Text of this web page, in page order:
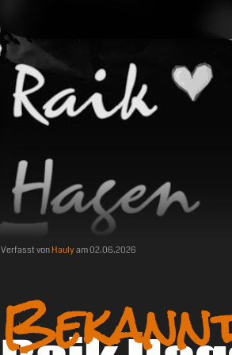
Verfasst von Haulyam02.06.2026